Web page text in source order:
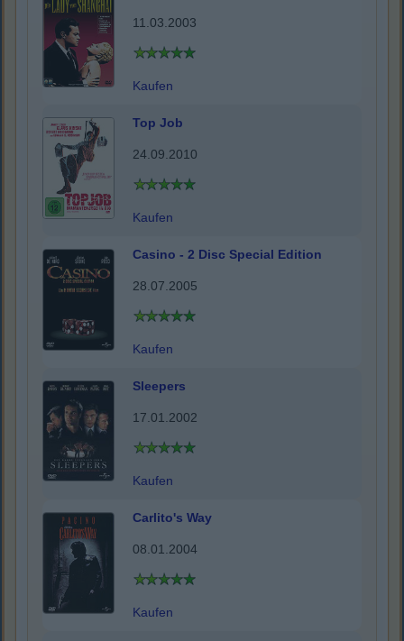
11.03.2003
Kaufen
Top Job
24.09.2010
Kaufen
Casino - 2 Disc Special Edition
28.07.2005
Kaufen
Sleepers
17.01.2002
Kaufen
Carlito's Way
08.01.2004
Kaufen